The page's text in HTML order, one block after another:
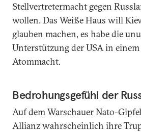
Stellvertretermacht gegen
wollen. Das Weiße Haus will
glauben machen, es habe die
Unterstützung der USA in
Atommacht.
Bedrohungsgefühl der
Auf dem Warschauer Nato-
Allianz wahrscheinlich ihre